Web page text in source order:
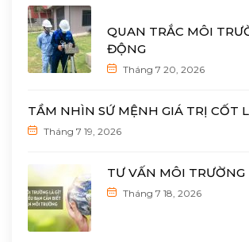
QUAN TRẮC MÔI
ĐỘNG
Tháng 7 20, 2026
TẦM NHÌN SỨ MỆNH GIÁ TRỊ CỐT
Tháng 7 19, 2026
TƯ VẤN MÔI TRƯỜNG
Tháng 7 18, 2026